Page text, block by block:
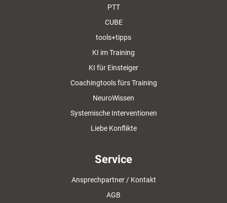
PTT
CUBE
tools+tipps
KI im Training
KI für Einsteiger
Coachingtools fürs Training
NeuroWissen
Systemische Interventionen
Liebe Konflikte
Service
Ansprechpartner / Kontakt
AGB